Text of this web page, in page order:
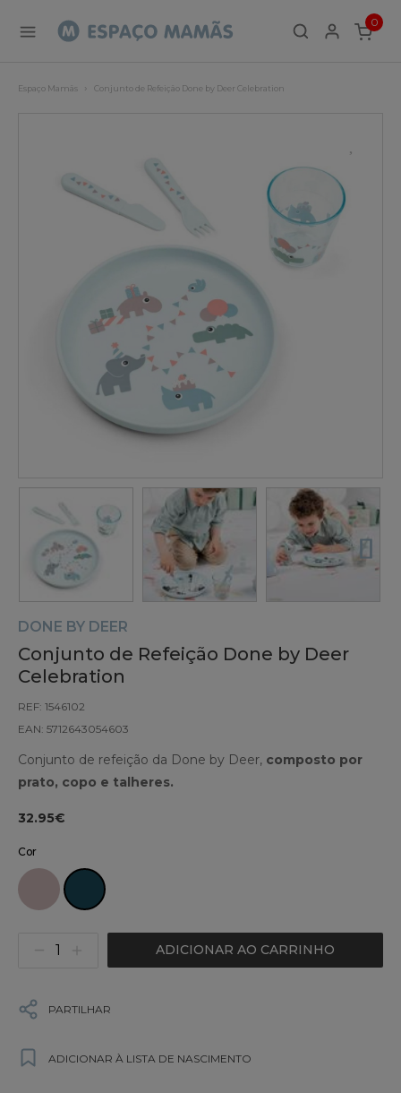
0
ITEMS
Espaço Mamãs Conjunto de Refeição Done by Deer Celebration
DONE BY DEER
Conjunto de Refeição Done by Deer
Celebration
REF: 1546102
EAN: 5712643054603
Conjunto de refeição da Done by Deer, composto por
prato, copo e talheres.
32.95€
Cor
ADICIONAR AO CARRINHO
PARTILHAR
ADICIONAR À LISTA DE NASCIMENTO